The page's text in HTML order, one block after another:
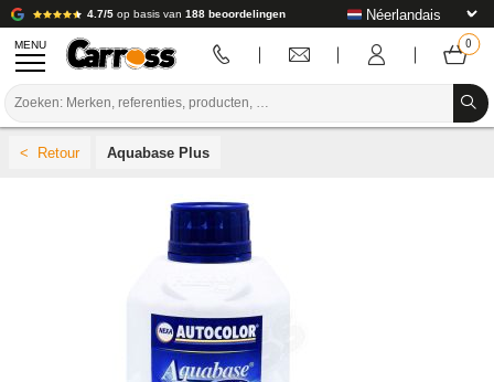
4.7/5 op basis van 188 beoordelingen
MENU
VOORBEREIDING / VERVEN / AFWERKING
GEREEDSCHAP VOOR CARROSSERIE
Aquabase Plus